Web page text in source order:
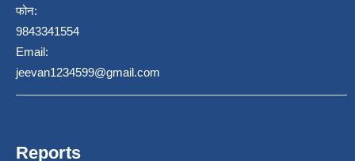
फोन:
9843341554
Email:
jeevan1234599@gmail.com
Reports